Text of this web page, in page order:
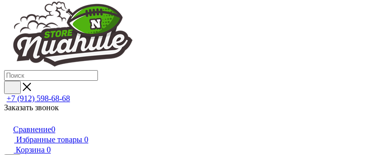
+7 (912) 598-68-68
Заказать звонок
Сравнение0
Избранные товары 0
Корзина 0